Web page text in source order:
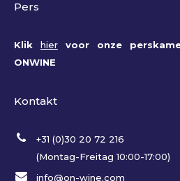
Pers
Klik hiervoor onze
ONWINE
Kontakt
+31 (0)30 20 72 216
(Montag-Freitag 10:00-17:00)
info@on-wine.com